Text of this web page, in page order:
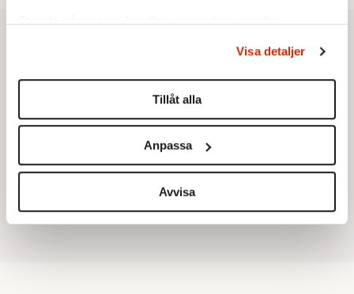
Du kan ändra eller dra tillbaka ditt samtycke när som
helst från cookie-förklaringen.
Vi använder enhetsidentifierare för att anpassa innehållet
för sociala medier och analysera vår trafik. Vi
vidarebefordrar även sådana identifierare och annan
information från din enhet till de sociala medier och
annons- och analysföretag som vi samarbetar med.
Dessa kan i sin tur kombinera informationen med annan
Visa detaljer
Tillåt alla
Anpassa
Avvisa